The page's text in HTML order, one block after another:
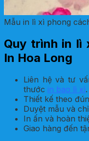
Mẫu in lì xì phong
Quy trình in lì
In Hoa Long
Liên hệ và tư
thước in bao lì xì.
Thiết kế theo
Duyệt mẫu và
In ấn và hoàn
Giao hàng đến